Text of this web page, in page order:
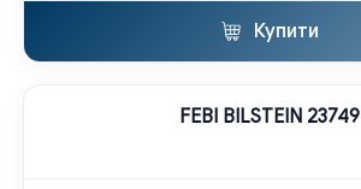
Купити
FEBI BILSTEIN 23749